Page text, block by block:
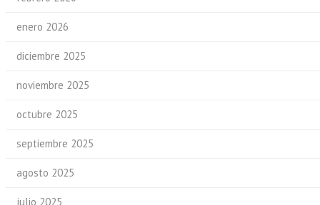
enero 2026
diciembre 2025
noviembre 2025
octubre 2025
septiembre 2025
agosto 2025
julio 2025